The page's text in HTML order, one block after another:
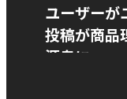
ユーザーが
投稿が商品
源泉に